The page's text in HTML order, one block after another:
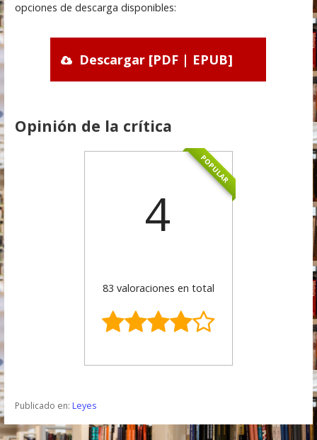
opciones de descarga disponibles:
Descargar [PDF | EPUB]
Opinión de la crítica
POPULAR
4
83 valoraciones en total
Publicado en: Leyes